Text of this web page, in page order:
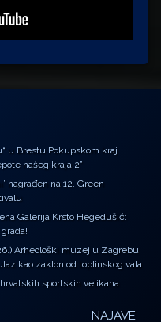
u Brestu Pokupskom kraj
našeg kraja 2”
nagrađen na 12. Green
Galerija Krsto Hegedušić:
Arheološki muzej u Zagrebu
kao zaklon od toplinskog vala
sportskih velikana
NAJAVE